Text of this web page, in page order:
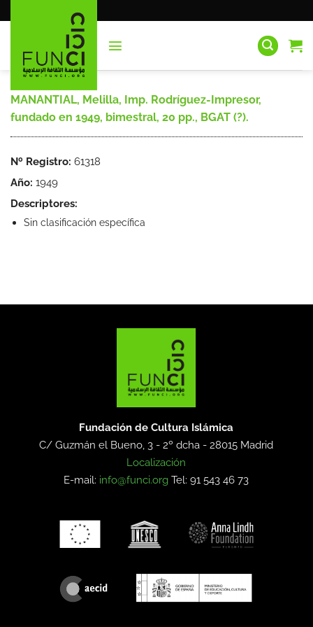
al
MANANTIAL, Melilla, Imp. Rodríguez-Impresor,
fundado en 1949, bimestral, 20 pp., BGAT (?).
Nº Registro: 61318
Año: 1949
Descriptores:
Sin clasificación específica
Fundación de Cultura Islámica
C/ Guzmán el Bueno, 3 - 2º dcha -28015 Madrid
Localización
E-mail: info@funci.org Tel: 91 543 46 73